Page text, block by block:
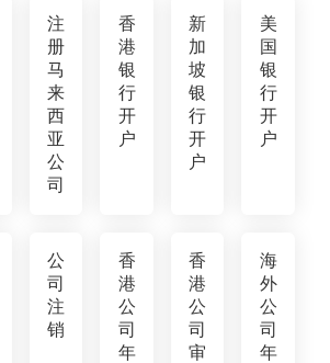
注
册
马
来
西
亚
公
司
香
港
银
行
开
户
新
加
坡
银
行
开
户
美
国
银
行
开
户
公
司
注
销
香
港
公
司
年
香
港
公
司
审
海
外
公
司
年